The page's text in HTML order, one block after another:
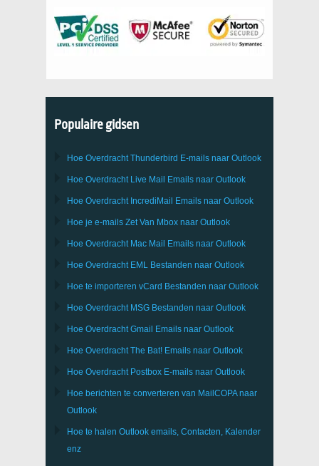
Populaire gidsen
Hoe Overdracht Thunderbird E-mails naar Outlook
Hoe Overdracht Live Mail Emails naar Outlook
Hoe Overdracht IncrediMail Emails naar Outlook
Hoe je e-mails Zet Van Mbox naar Outlook
Hoe Overdracht Mac Mail Emails naar Outlook
Hoe Overdracht EML Bestanden naar Outlook
Hoe te importeren vCard Bestanden naar Outlook
Hoe Overdracht MSG Bestanden naar Outlook
Hoe Overdracht Gmail Emails naar Outlook
Hoe Overdracht The Bat! Emails naar Outlook
Hoe Overdracht Postbox E-mails naar Outlook
Hoe berichten te converteren van MailCOPAnaar
Outlook
Hoe te halen Outlook emails, Contacten, Kalender
enz